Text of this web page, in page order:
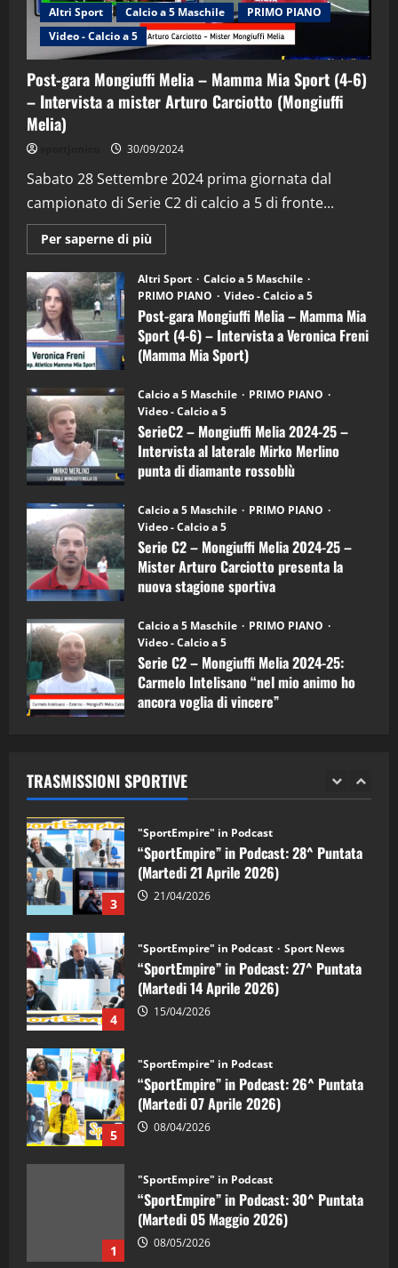
Altri Sport Calcio a 5 Maschile
PRIMO PIANO
Video - Calcio a 5
Post-gara Mongiuffi Melia – Mamma Mia Sport (4-6)
– Intervista a mister Arturo Carciotto (Mongiuffi
Melia)
30/09/2024
Sabato 28 Settembre 2024 prima giornata dal
campionato di Serie C2 di calcio a 5 di fronte...
Per saperne di più
informazioni
Post-
gara
Mongiuffi
Melia
–
Mamma
Mia
Sport
6)
–
Intervista
a
mister
Arturo
Carciotto
(Mongiuffi
Altri Sport
Calcio a 5 Maschile
PRIMO PIANO
Video - Calcio a 5
Post-gara Mongiuffi Melia – Mamma Mia
Sport (4-6) – Intervista a Veronica Freni
(Mamma Mia Sport)
Calcio a 5 Maschile
PRIMO PIANO
Video - Calcio a 5
SerieC2 – Mongiuffi Melia 2024-25 –
Intervista al laterale Mirko Merlino
punta di diamante rossoblù
Calcio a 5 Maschile
PRIMO PIANO
Video - Calcio a 5
Serie C2 – Mongiuffi Melia 2024-25 –
Mister Arturo Carciotto presenta la
nuova stagione sportiva
Calcio a 5 Maschile
PRIMO PIANO
Video - Calcio a 5
Serie C2 – Mongiuffi Melia 2024-25:
Carmelo Intelisano “nel mio animo ho
ancora voglia di vincere”
TRASMISSIONI SPORTIVE
2
“SportEmpire” in Podcast: 29^ Puntata
(Martedi 28 Aprile 2026)
28/04/2026
3
"SportEmpire" in Podcast
“SportEmpire” in Podcast: 28^ Puntata
(Martedi 21 Aprile 2026)
21/04/2026
4
“SportEmpire” in Podcast: 27^ Puntata
(Martedi 14 Aprile 2026)
15/04/2026
5
“SportEmpire” in Podcast: 26^ Puntata
(Martedi 07 Aprile 2026)
08/04/2026
1
“SportEmpire” in Podcast: 30^ Puntata
(Martedi 05 Maggio 2026)
08/05/2026
2 28/04/2026
3
"SportEmpire" in Podcast
“SportEmpire” in Podcast: 28^ Puntata
(Martedi 21 Aprile 2026)
21/04/2026
4
"SportEmpire" in Podcast Sport News
“SportEmpire” in Podcast: 27^ Puntata
(Martedi 14 Aprile 2026)
15/04/2026
5
"SportEmpire" in Podcast
“SportEmpire” in Podcast: 26^ Puntata
(Martedi 07 Aprile 2026)
08/04/2026
1
"SportEmpire" in Podcast
“SportEmpire” in Podcast: 30^ Puntata
(Martedi 05 Maggio 2026)
08/05/2026